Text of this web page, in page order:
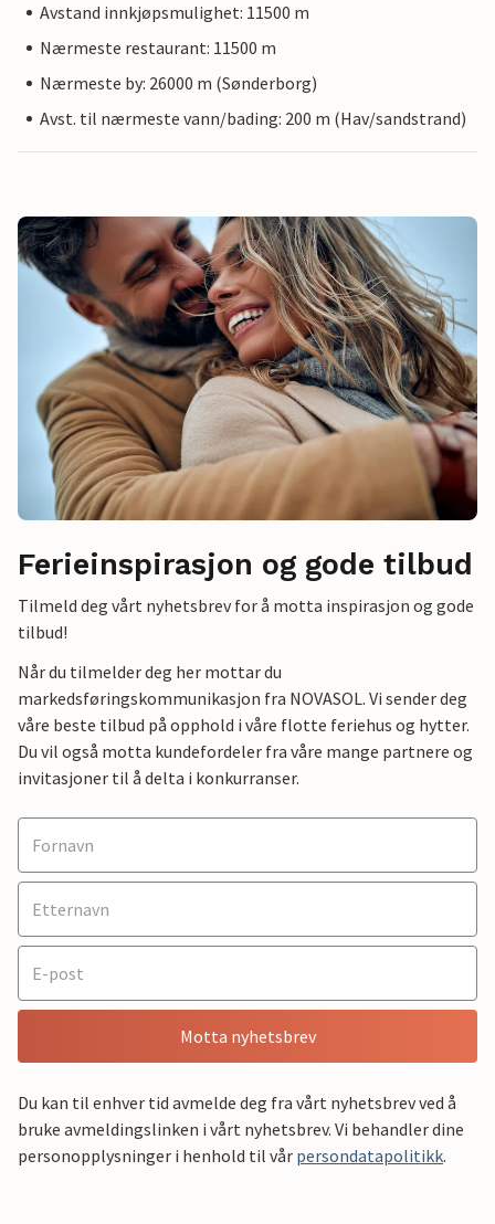
Avstand innkjøpsmulighet: 11500 m
Nærmeste restaurant: 11500 m
Nærmeste by: 26000 m (Sønderborg)
Avst. til nærmeste vann/bading: 200 m (Hav/sandstrand)
Ferieinspirasjon og gode tilbud
Tilmeld deg vårt nyhetsbrev for å motta inspirasjon og gode
tilbud!
Når du tilmelder deg her mottar du
markedsføringskommunikasjon fra NOVASOL. Vi sender deg
våre beste tilbud på opphold i våre flotte feriehus og hytter.
Du vil også motta kundefordeler fra våre mange partnere og
invitasjoner til å delta i konkurranser.
Motta nyhetsbrev
Du kan til enhver tid avmelde deg fra vårt nyhetsbrev ved å
bruke avmeldingslinken i vårt nyhetsbrev. Vi behandler dine
personopplysninger i henhold til vår persondatapolitikk.